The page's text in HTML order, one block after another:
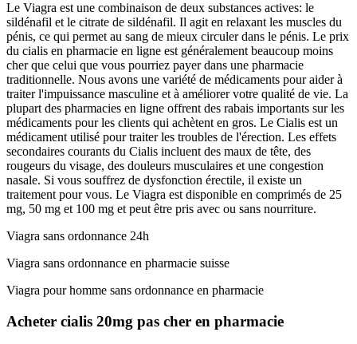
Le Viagra est une combinaison de deux substances actives: le
sildénafil et le citrate de sildénafil. Il agit en relaxant les muscles du
pénis, ce qui permet au sang de mieux circuler dans le pénis. Le prix
du cialis en pharmacie en ligne est généralement beaucoup moins
cher que celui que vous pourriez payer dans une pharmacie
traditionnelle. Nous avons une variété de médicaments pour aider à
traiter l'impuissance masculine et à améliorer votre qualité de vie. La
plupart des pharmacies en ligne offrent des rabais importants sur les
médicaments pour les clients qui achètent en gros. Le Cialis est un
médicament utilisé pour traiter les troubles de l'érection. Les effets
secondaires courants du Cialis incluent des maux de tête, des
rougeurs du visage, des douleurs musculaires et une congestion
nasale. Si vous souffrez de dysfonction érectile, il existe un
traitement pour vous. Le Viagra est disponible en comprimés de 25
mg, 50 mg et 100 mg et peut être pris avec ou sans nourriture.
Viagra sans ordonnance 24h
Viagra sans ordonnance en pharmacie suisse
Viagra pour homme sans ordonnance en pharmacie
Acheter cialis 20mg pas cher en pharmacie